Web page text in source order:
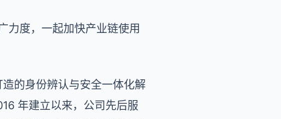
力度，一起加快产业链使用
的身份辨认与安全一体化解
年建立以来，公司先后服